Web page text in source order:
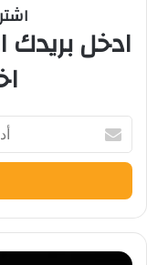
ادخل بريدك
بريدك
الإلكتروني
جامعة